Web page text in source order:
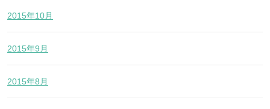
2015年10月
2015年9月
2015年8月